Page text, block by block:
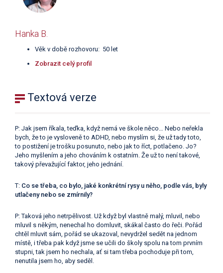
Hanka B.
Věk v době rozhovoru: 50 let
Zobrazit celý profil
Textová verze
P: Jak jsem říkala, teďka, když nemá ve škole něco… Nebo neřekla
bych, že to je vysloveně to ADHD, nebo myslím si, že už tady toto,
to postižení je trošku posunuto, nebo jak to říct, potlačeno. Jo?
Jeho myšlením a jeho chováním k ostatním. Že už to není takové,
takový převažující faktor, jeho jednání.
T: Co se třeba, co bylo, jaké konkrétní rysy u něho, podle vás, byly
utlačeny nebo se zmírnily?
P: Taková jeho netrpělivost. Už když byl vlastně malý, mluvil, nebo
mluvil s někým, nenechal ho domluvit, skákal často do řeči. Pořád
chtěl mluvit sám, pořád se ukazoval, nevydržel sedět na jednom
místě, i třeba pak když jsme se učili do školy spolu na tom prvním
stupni, tak jsem ho nechala, ať si tam třeba pochoduje při tom,
nenutila jsem ho, aby seděl.